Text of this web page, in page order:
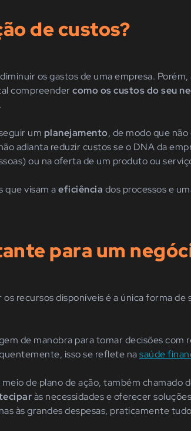
de custos?
os gastos de uma empresa. Porém,
compreendercomo os custos do seu
um planejamento, de modo que
adianta reduzir custos se o DNA da
ou na oferta de um produto ou
que visam aeficiência dos processos e
para um
recursos disponíveis é a única forma de
de manobra para tomar decisões com
isso se reflete nasaúde
de plano de ação, também chamado
às necessidades e oferecer
às grandes despesas, praticamente